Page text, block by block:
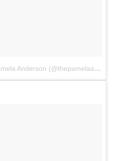
Een bericht gedeeld door Pamela Anderson (@thepamelaanderson)